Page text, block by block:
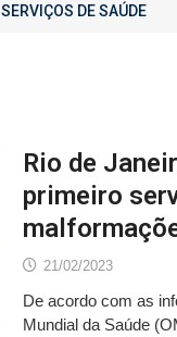
SERVIÇOS DE SAÚDE
Rio de
primeiro
21/02/2023
De acordo com as
Mundial da Saúde